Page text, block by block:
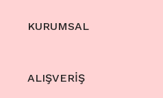
KURUMSAL
ALIŞVERİŞ